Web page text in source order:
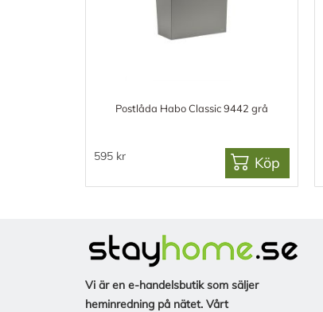
Postlåda Habo Classic 9442 grå
595 kr Köp
Vi är en e-handelsbutik som säljer
heminredning på nätet. Vårt